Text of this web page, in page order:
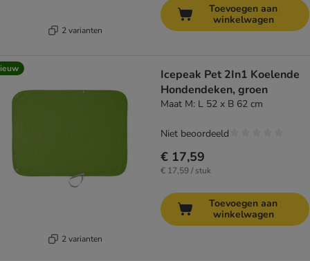
2 varianten
Toevoegen aan
winkelwagen
2 varianten
Icepeak Pet 2In1 Koelende
Hondendeken, groen
Maat M: L 52 x B 62 cm
€ 17,59
€ 17,59 / stuk
Niet beoordeeld
Toevoegen aan
winkelwagen